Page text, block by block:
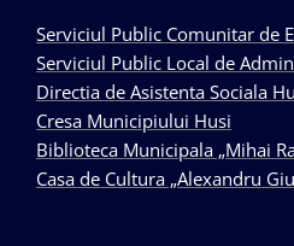
Serviciul Public Comunitar de
Serviciul Public Local de
Directia de Asistenta Sociala
Cresa Municipiului Husi
Biblioteca Municipala „Mihai
Casa de Cultura „Alexandru